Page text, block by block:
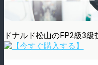
ドナルド松山のFP2級3